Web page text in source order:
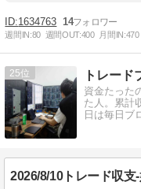
1634763 14
週間IN:80 週間OUT:400 月間IN:470
25 トレード
資金たった
た人。累計
日は毎日ブ